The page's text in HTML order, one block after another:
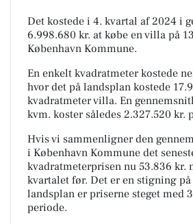
Det kostede i 4. kvartal af 2024 i
6.998.680 kr. at købe en villa på
København Kommune.
En enkelt kvadratmeter kostede
hvor det på landsplan kostede
kvadratmeter villa. En
kvm. koster således 2.327.520 kr.
Hvis vi sammenligner den
i København Kommune det
kvadratmeterprisen nu 53.836 kr.
kvartalet før. Det er en stigning på
landsplan er priserne steget med
periode.